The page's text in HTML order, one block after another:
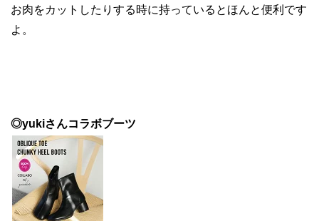
お肉をカットしたりする時に持っているとほんと便利です
よ。
◎yukiさんコラボブーツ